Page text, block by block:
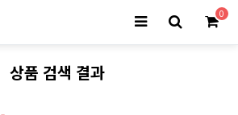
0
상품 검색 결과